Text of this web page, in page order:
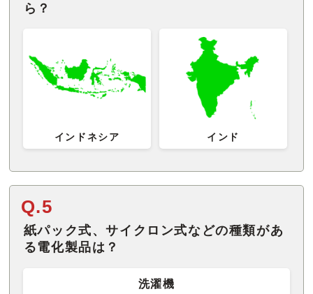
ら？
インドネシア インド
Q.5
紙パック式、サイクロン式などの種類があ
る電化製品は？
洗濯機